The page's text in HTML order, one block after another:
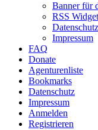
Banner für
RSS
Datenschutz
Impressum
FAQ
Donate
Agenturenliste
Bookmarks
Datenschutz
Impressum
Anmelden
Registrieren